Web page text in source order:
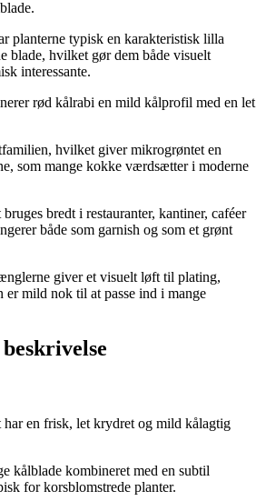
planterne typisk en karakteristisk lilla
blade, hvilket gør dem både visuelt
interessante.
rød kålrabi en mild kålprofil med en let
hvilket giver mikrogrøntet en
som mange kokke værdsætter i moderne
bredt i restauranter, kantiner, caféer
både som garnish og som et grønt
giver et visuelt løft til plating,
er mild nok til at passe ind i mange
en frisk, let krydret og mild kålagtig
kålblade kombineret med en subtil
for korsblomstrede planter.